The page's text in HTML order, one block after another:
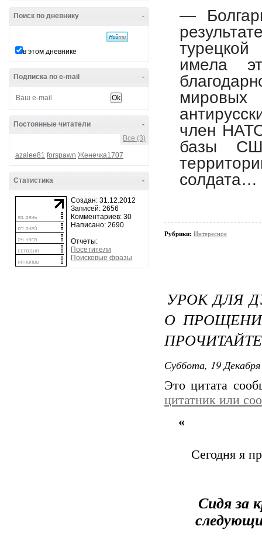
-
Поиск по дневнику
в этом дневнике
-
Подписка по e-mail
-
Постоянные читатели
Все (3)
azalee81 forspawn Женечка1707
-
Статистика
Создан: 31.12.2012
Записей: 2656
Комментариев: 30
Написано: 2690
Отчеты:
Посетители
Поисковые фразы
—
имела
мировых
член
базы
солдата…
Рубрики: Интересное
УРОК ДЛЯ
О
Суббота, 19
Это цитата
цитатник или
«
Сегодня я
Сидя за